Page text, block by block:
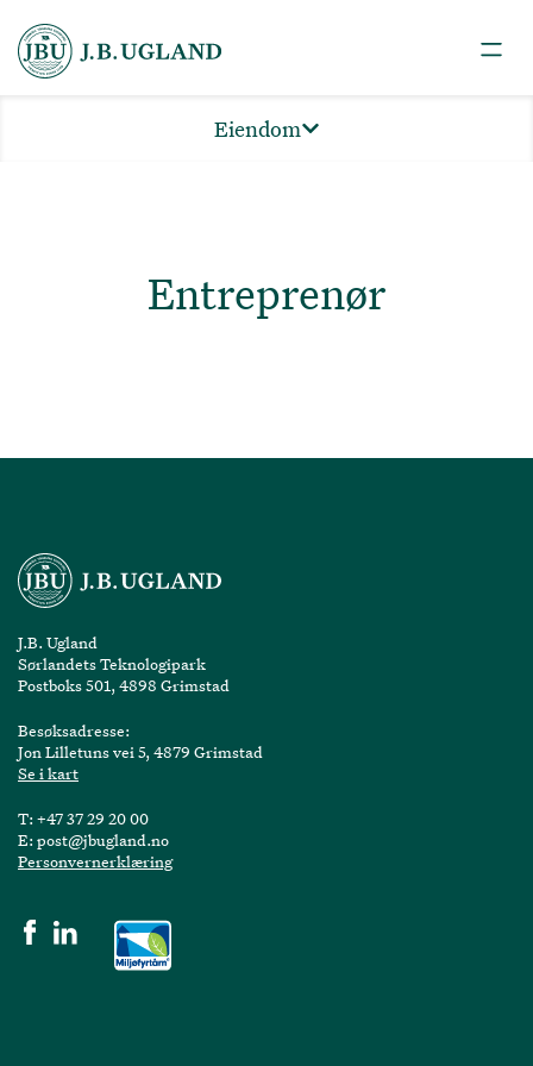
Eiendom
Entreprenør
J.B. Ugland
Sørlandets Teknologipark
Postboks 501, 4898 Grimstad
Besøksadresse:
Jon Lilletuns vei 5, 4879 Grimstad
Se i kart
T: +47 37 29 20 00
E: post@jbugland.no
Personvernerklæring